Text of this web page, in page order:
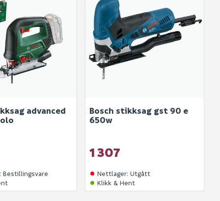
advanced
Bestillingsvare
Bosch stikksag gst 90 e
650w
1 307
Nettlager: Utgått
Klikk & Hent